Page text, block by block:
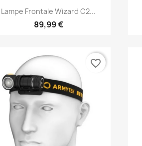
Vorschau
Lampe Frontale Wizard C2...
89,99 €
favorite_border